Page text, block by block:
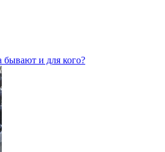
и для кого?